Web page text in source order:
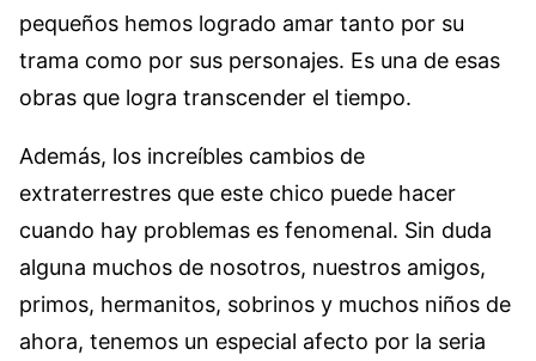
pequeños hemos logrado amar tanto por su
trama como por sus personajes. Es una de esas
obras que logra transcender el tiempo.
Además, los increíbles cambios de
extraterrestres que este chico puede hacer
cuando hay problemas es fenomenal. Sin duda
alguna muchos de nosotros, nuestros amigos,
primos, hermanitos, sobrinos y muchos niños de
ahora, tenemos un especial afecto por la seria